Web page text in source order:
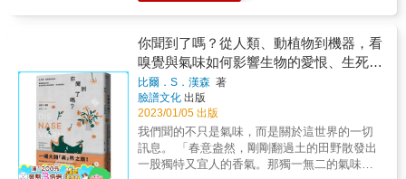
是一隻有翅膀的白色駿馬， 載著英雄柏勒洛豐
（Bellerophon）完成了殺死怪物奇美拉
（Chimera）的任務； 著名的伊卡洛斯
（Icarus）將一對用羽毛和蠟製成的翅膀裝在手
臂上， 驕傲的祂飛得過於接近太陽，被陽光融
化了蠟，導致祂墜落身亡。 這是個很好的警
惕，提醒我們不要得意忘形。 女巫能騎著掃帚
從空中呼嘯飛過，而哈利波特也加入了她們的
行列； 聖誕老人跟他的馴鹿在十二月雪的高空
你聞到了嗎？從人類、動植物到機器，看
嗅覺與氣味如何影響生物的愛恨、生死與
演化你聞出來了嗎？
比爾．S．漢森 著
臉譜文化 出版
2023/01/05 出版
我們聞的不只是氣味，而是關於這世界的一切
訊息。 「春意盎然，剛剛翻過土的田野散發出
一股獨特又宜人的香氣。那獨一無二的氣味喚